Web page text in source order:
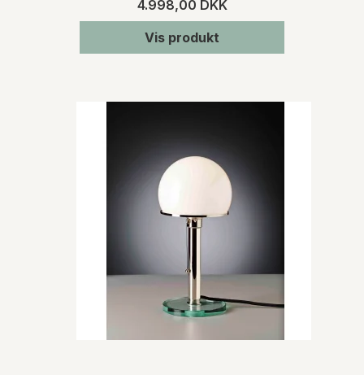
4.998,00 DKK
Vis produkt